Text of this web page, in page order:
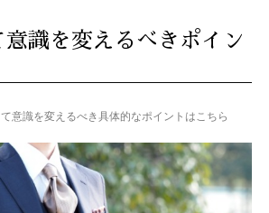
識を変えるべきポイン
意識を変えるべき具体的なポイントはこちら